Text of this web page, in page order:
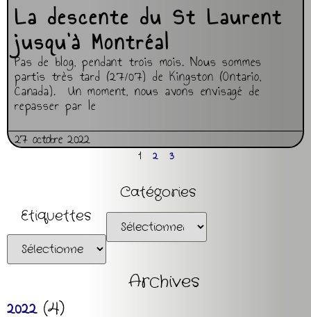
La descente du St Laurent
jusqu’à Montréal
Pas de blog, pendant trois mois. Nous sommes
partis très tard (27/07) de Kingston (Ontario,
Canada). Un moment, nous avons envisagé de
repasser par le
27 octobre 2022
1 2 3
Etiquettes
Catégories
Archives
2022 (4)